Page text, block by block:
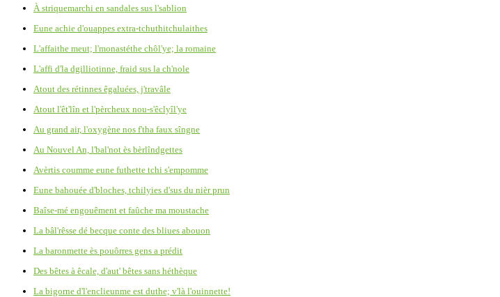
À striquemarchi en sandales sus l'sablion
Eune achie d'ouappes extra-tchuthitchulaithes
L'affaithe meut; l'monastéthe chôl'ye; la romaine
L'affi d'la dgilliotinne, fraid sus la ch'nole
Atout des rétinnes êgaluées, j'travâle
Atout l'êt'lîn et l'pèrcheux nou-s'êclyîl'ye
Au grand air, l'oxygène nos f'tha faux sîngne
Au Nouvel An, l'bal'not ès bèrlîndgettes
Avèrtis coumme eune futhette tchi s'empomme
Eune bahouée d'bloches, tchilyies d'sus du nièr prun
Baîse-mé engouêment et faûche ma moustache
La bâl'rêsse dé becque conte des bliues abouon
La baronmette ès pouôrres gens a prédit
Des bêtes à êcale, d'aut' bêtes sans héthèque
La bigorne d'l'enclieunme est duthe; v'là l'ouinnette!